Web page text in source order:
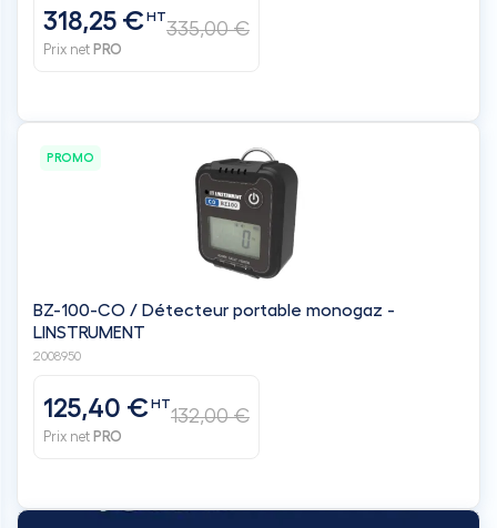
318,25 €HT
Prix net PRO
335,00 €
PROMO
BZ-100-CO / Détecteur portable monogaz -
LINSTRUMENT
2008950
125,40 €HT
Prix net PRO
132,00 €